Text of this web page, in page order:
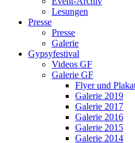
Lesungen
Presse
Presse
Galerie
Gypsyfestival
Videos GF
Galerie GF
Flyer und
Galerie 2019
Galerie 2017
Galerie 2016
Galerie 2015
Galerie 2014